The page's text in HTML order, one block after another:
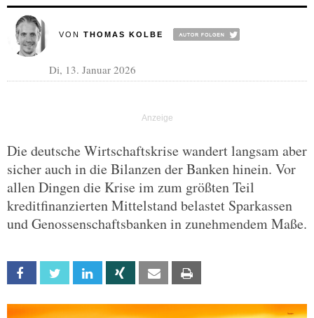
VON THOMAS KOLBE
Di, 13. Januar 2026
Die deutsche Wirtschaftskrise wandert langsam aber
sicher auch in die Bilanzen der Banken hinein. Vor
allen Dingen die Krise im zum größten Teil
kreditfinanzierten Mittelstand belastet Sparkassen
und Genossenschaftsbanken in zunehmendem Maße.
Facebook Twitter Linkedin Xing Email